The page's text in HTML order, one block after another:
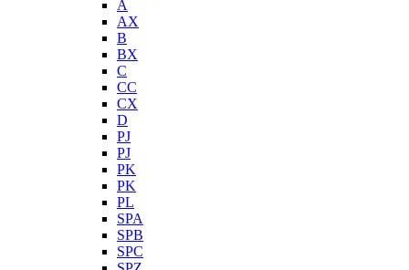
A
AX
B
BX
C
CC
CX
D
PJ
PJ
PK
PK
PL
SPA
SPB
SPC